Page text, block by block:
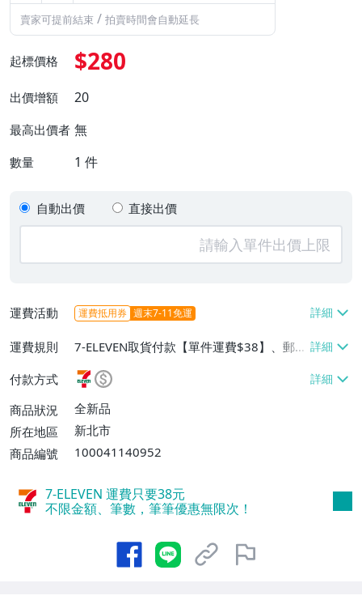
賣家可提前結束 / 拍賣時間會自動延長
起標價格 $280
出價增額 20
最高出價者 無
數量 1 件
自動出價 直接出價
運費活動 運費抵用券 週末7-11免運
運費規則
7-ELEVEN取貨付款【單件運費$38】、郵局
掛號【單件運費$60】、面交/自取/不寄送
【免運費】
付款方式
商品狀況
全新品
所在地區
新北市
商品編號
100041140952
7-ELEVEN 運費只要38元
不限金額、筆數，筆筆優惠無限次！